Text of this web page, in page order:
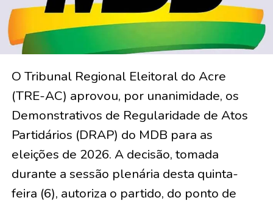
O Tribunal Regional Eleitoral do Acre
(TRE-AC) aprovou, por unanimidade, os
Demonstrativos de Regularidade de Atos
Partidários (DRAP) do MDB para as
eleições de 2026. A decisão, tomada
durante a sessão plenária desta quinta-
feira (6), autoriza o partido, do ponto de